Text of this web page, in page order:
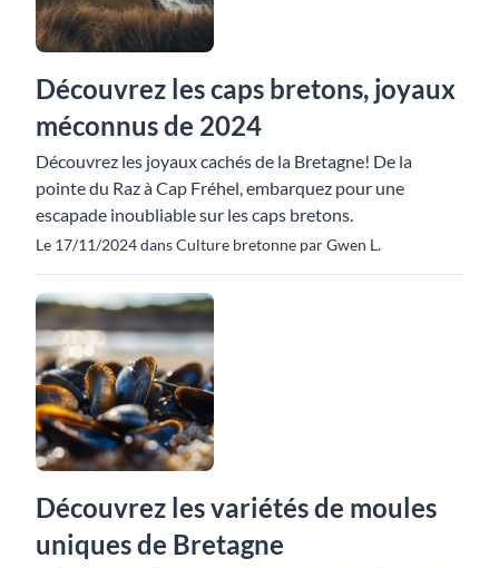
Découvrez les caps bretons, joyaux
méconnus de 2024
Découvrez les joyaux cachés de la Bretagne! De la
pointe du Raz à Cap Fréhel, embarquez pour une
escapade inoubliable sur les caps bretons.
Le 17/11/2024 dans Culture bretonne par Gwen L.
Découvrez les variétés de moules
uniques de Bretagne